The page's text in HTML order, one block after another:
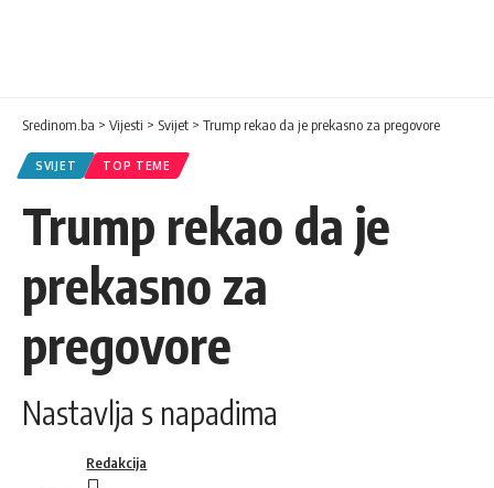
Sredinom.ba > Vijesti > Svijet > Trump rekao da je prekasno za pregovore
SVIJET TOP TEME
Trump rekao da je
prekasno za
pregovore
Nastavlja s napadima
Redakcija